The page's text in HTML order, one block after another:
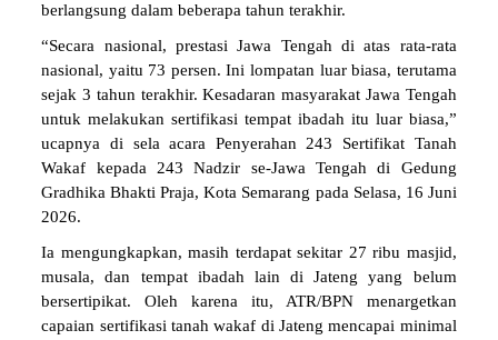
berlangsung dalam beberapa tahun terakhir.
“Secara nasional, prestasi Jawa Tengah di atas rata-rata
nasional, yaitu 73 persen. Ini lompatan luar biasa, terutama
sejak 3 tahun terakhir. Kesadaran masyarakat Jawa Tengah
untuk melakukan sertifikasi tempat ibadah itu luar biasa,”
ucapnya di sela acara Penyerahan 243 Sertifikat Tanah
Wakaf kepada 243 Nadzir se-Jawa Tengah di Gedung
Gradhika Bhakti Praja, Kota Semarang pada Selasa, 16 Juni
2026.
Ia mengungkapkan, masih terdapat sekitar 27 ribu masjid,
musala, dan tempat ibadah lain di Jateng yang belum
bersertipikat. Oleh karena itu, ATR/BPN menargetkan
capaian sertifikasi tanah wakaf di Jateng mencapai minimal